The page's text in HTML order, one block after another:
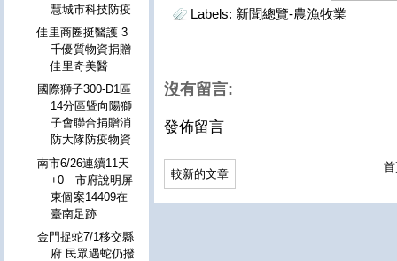
Labels: 新聞總覽-農漁牧業
沒有留言:
發佈留言
較新的文章
慧城市科技防疫
佳里商圈挺醫護 3
千優質物資捐贈
佳里奇美醫
國際獅子300-D1區
14分區曁向陽獅
子會聯合捐贈消
防大隊防疫物資
南市6/26連續11天
+0 市府說明屏
東個案14409在
臺南足跡
金門捉蛇7/1移交縣
府 民眾遇蛇仍撥